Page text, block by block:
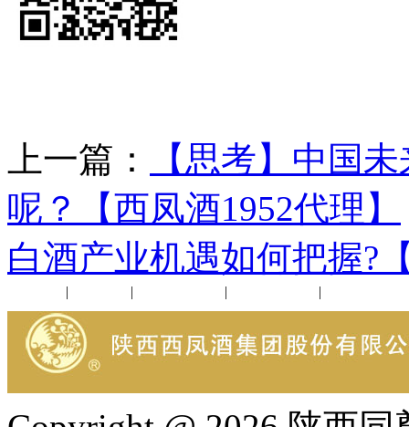
上一篇：
【思考】中国
呢？【西凤酒1952代理】
白酒产业机遇如何把握?
| | | |